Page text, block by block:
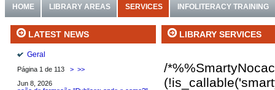
HOME LIBRARY AREAS SERVICES INFOLITERACY TRAINING
LATEST NEWS
Geral
Página 1 de 113 > >>
Jun 8, 2026
LIBRARY SERVICES
/